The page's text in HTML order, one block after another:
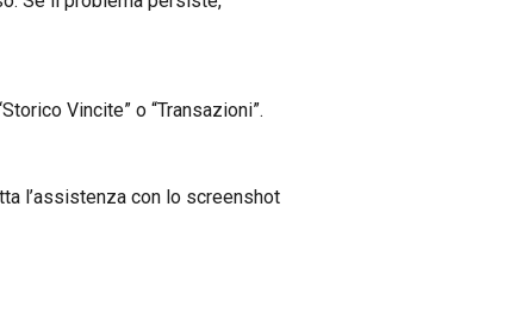
Vincite” o “Transazioni”.
l’assistenza con lo screenshot